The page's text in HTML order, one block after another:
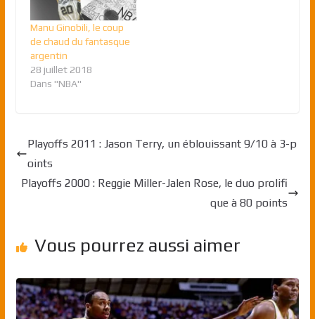
Manu Ginobili, le coup
de chaud du fantasque
argentin
28 juillet 2018
Dans "NBA"
Playoffs 2011 : Jason Terry, un éblouissant 9/10 à 3-p
oints
Playoffs 2000 : Reggie Miller-Jalen Rose, le duo prolifi
que à 80 points
Vous pourrez aussi aimer